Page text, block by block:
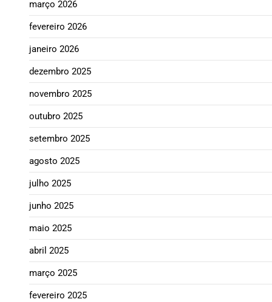
março 2026
fevereiro 2026
janeiro 2026
dezembro 2025
novembro 2025
outubro 2025
setembro 2025
agosto 2025
julho 2025
junho 2025
maio 2025
abril 2025
março 2025
fevereiro 2025